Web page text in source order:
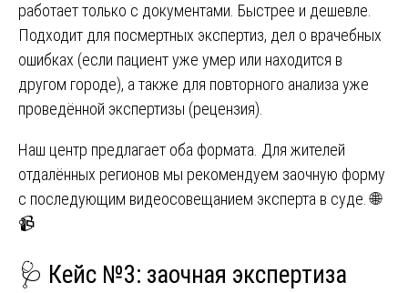
работает только с документами. Быстрее и дешевле.
Подходит для посмертных экспертиз, дел о врачебных
ошибках (если пациент уже умер или находится в
другом городе), а также для повторного анализа уже
проведённой экспертизы (рецензия).
Наш центр предлагает оба формата. Для жителей
отдалённых регионов мы рекомендуем заочную форму
с последующим видеосовещанием эксперта в суде. 🌐
📹
🩺 Кейс №3: заочная экспертиза